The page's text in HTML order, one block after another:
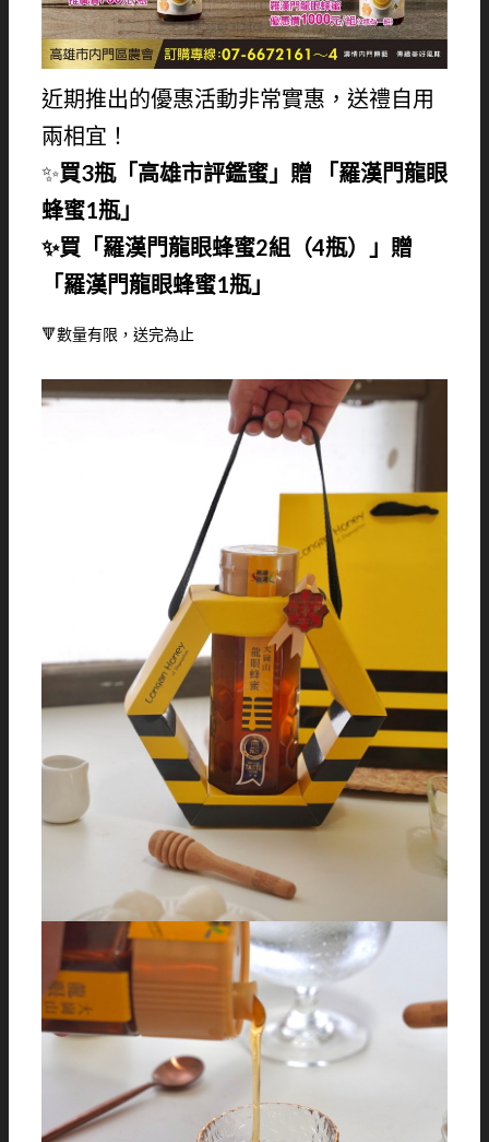
近期推出的優惠活動非常實惠，送禮自用
兩相宜！
✨買3瓶「高雄市評鑑蜜」贈 「羅漢門龍眼
蜂蜜1瓶」
✨買「羅漢門龍眼蜂蜜2組（4瓶）」贈
「羅漢門龍眼蜂蜜1瓶」
🔻數量有限，送完為止